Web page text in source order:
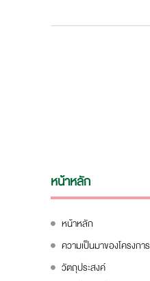
หน้าหลัก
หน้าหลัก
ความเป็นมาของโครงการ
วัตถุประสงค์